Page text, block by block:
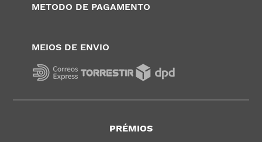
METODO DE PAGAMENTO
MEIOS DE ENVIO
PRÉMIOS